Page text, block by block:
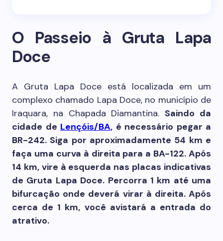
O Passeio à Gruta Lapa
Doce
A Gruta Lapa Doce está localizada em um
complexo chamado Lapa Doce, no município de
Iraquara, na Chapada Diamantina.Saindo da
cidade de Lençóis/BA, é necessário pegar a
BR-242. Siga por aproximadamente 54 km e
faça uma curva à direita para a BA-122. Após
14 km, vire à esquerda nas placas indicativas
de Gruta Lapa Doce. Percorra 1 km até uma
bifurcação onde deverá virar à direita. Após
cerca de 1 km, você avistará a entrada do
atrativo.